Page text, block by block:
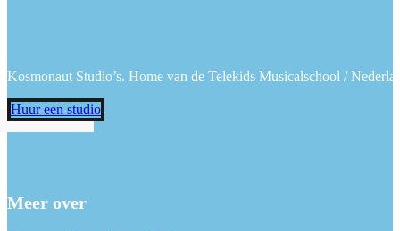
Kosmonaut Studio’s. Home van de Telekids Musicalschool /
Huur een studio
Meer over